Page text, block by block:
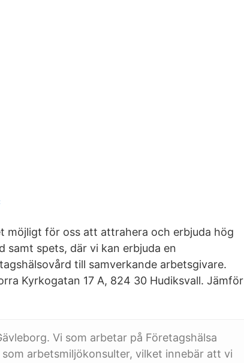
möjligt för oss att attrahera och erbjuda hög
samt spets, där vi kan erbjuda en
till samverkande arbetsgivare.
Kyrkogatan 17 A, 824 30 Hudiksvall. Jämför
Vi som arbetar på Företagshälsa
arbetsmiljökonsulter, vilket innebär att vi